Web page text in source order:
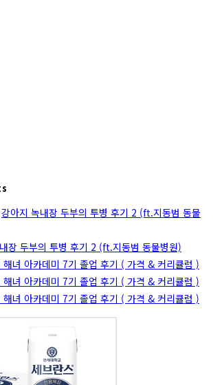
강아지 녹내장 두부의 투병 후기 2 (ft.지동범 동물
장 두부의 투병 후기 2 (ft.지동범 동물병원)
해녀 아카데미 7기 졸업 후기 ( 가격 & 커리큘럼 )
해녀 아카데미 7기 졸업 후기 ( 가격 & 커리큘럼 )
해녀 아카데미 7기 졸업 후기 ( 가격 & 커리큘럼 )